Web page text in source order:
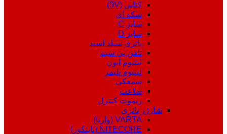
کتابی (9V)
سکه ای
سایز C
سایز D
باتری سیلد اسید
تلفن بی سیم
لیتیوم ایون
لیتیوم پلیمر
سمعکی
ساعت
ریموت کنترل
شارژر باتری
VARTA (وارتا)
NITECORE (نایتکور)